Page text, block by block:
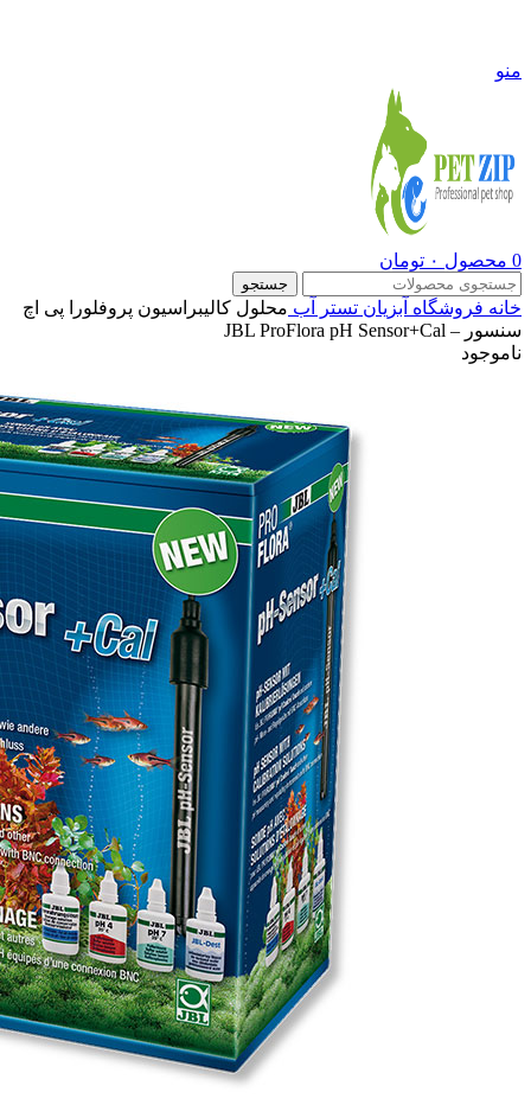
منو
0 محصول ۰ تومان
جستجو
خانه فروشگاه آبزیان تستر آب محلول کالیبراسیون پروفلورا پی اچ
سنسور – JBL ProFlora pH Sensor+Cal
ناموجود